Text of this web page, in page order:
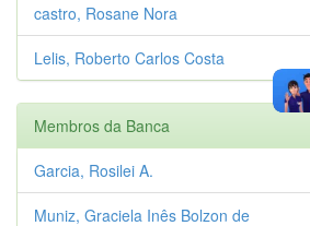
castro, Rosane Nora
Lelis, Roberto Carlos Costa
Membros da Banca
Garcia, Rosilei A.
Muniz, Graciela Inês Bolzon de